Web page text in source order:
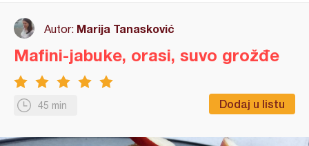
Autor: Marija Tanasković
45 min Dodaj u listu
Mafini-jabuke, orasi, suvo grožđe